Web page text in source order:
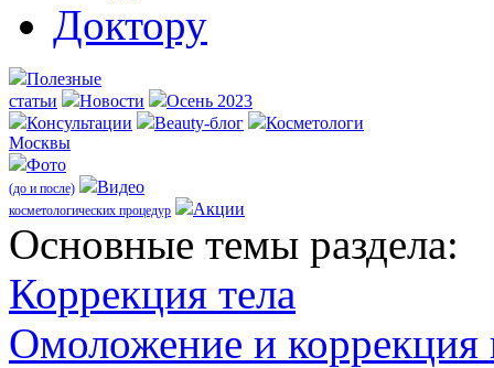
Доктору
Полезные
статьи
Новости
Осень 2023
Консультации
Beauty-блог
Косметологи
Москвы
Фото
(до и после) Видео
косметологических процедур Акции
Оcновные темы раздела:
Коррекция тела
Омоложение и коррекция